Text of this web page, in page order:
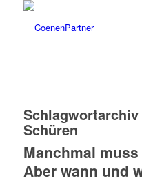
Schüren
Manchmal
Aber wann und